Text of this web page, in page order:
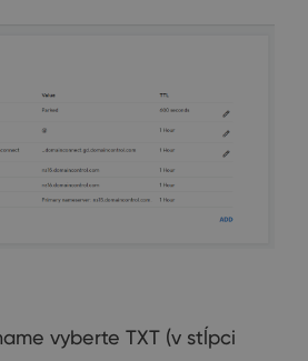
TXT (v stĺpci